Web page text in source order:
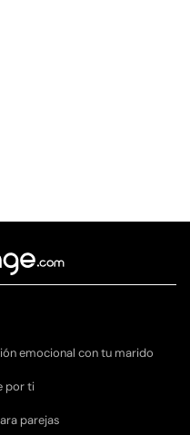
emocional con tu marido
por ti
parejas